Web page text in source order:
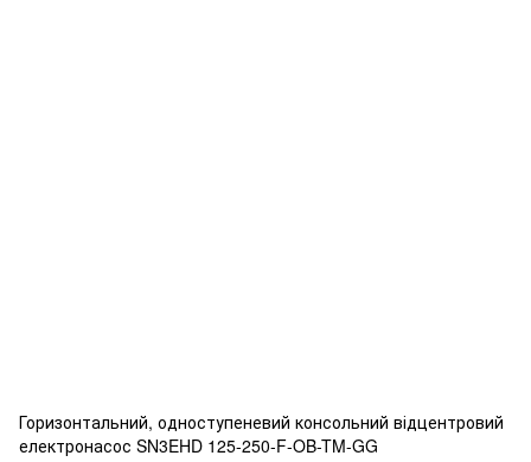
Горизонтальний, одноступеневий консольний відцентровий
електронасос SN3EHD 125-250-F-OB-TM-GG